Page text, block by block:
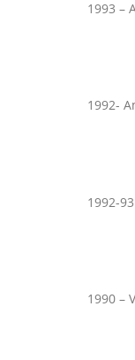
1993 –
1992-
1992-
1990 –